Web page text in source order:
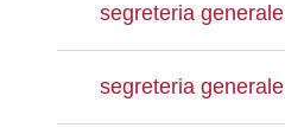
segreteria generale
segreteria generale